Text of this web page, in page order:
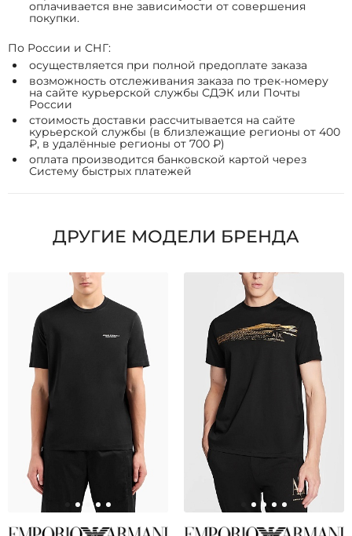
оплачивается вне зависимости от совершения
покупки.
По России и СНГ:
осуществляется при полной предоплате заказа
возможность отслеживания заказа по трек-номеру
на сайте курьерской службы СДЭК или Почты
России
стоимость доставки рассчитывается на сайте
курьерской службы (в близлежащие регионы от 400
₽, в удалённые регионы от 700 ₽)
оплата производится банковской картой через
Систему быстрых платежей
ДРУГИЕ МОДЕЛИ БРЕНДА